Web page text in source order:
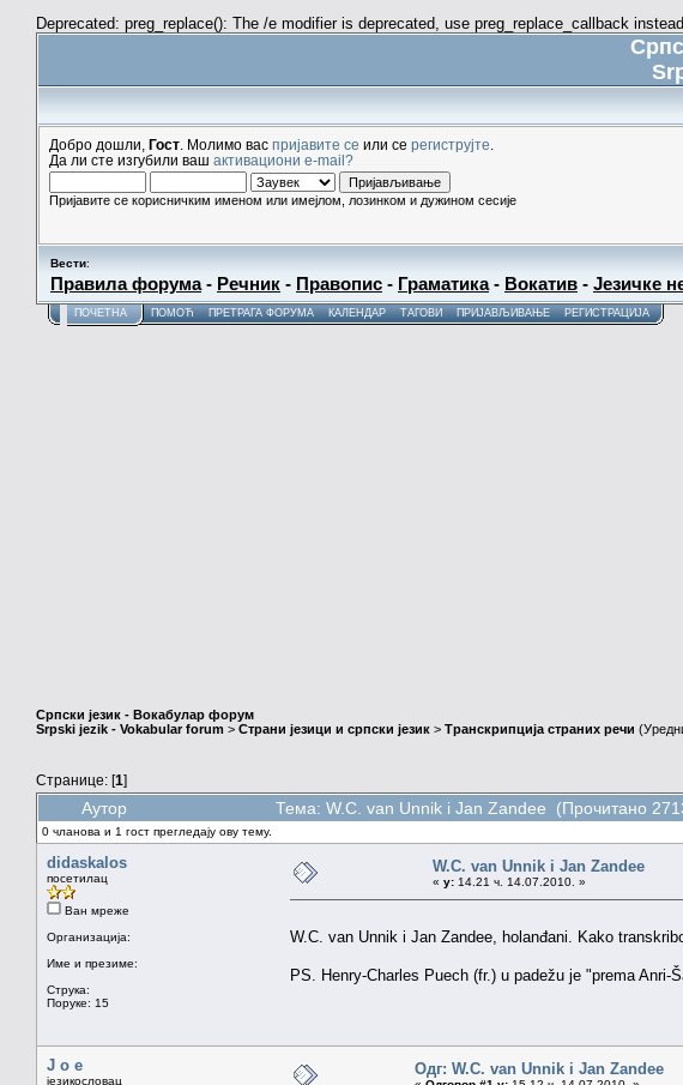
Deprecated: preg_replace(): The /e modifier is deprecated, use preg_replace_callback
Добро дошли, Гост . Молимо вас пријавите се или се региструјте
Да ли сте изгубили ваш активациони e-mail?
Пријавите се корисничким именом или имејлом, лозинком и дужином сесије
Вести:
Правила форума- Речник - Правопис - Граматика- Вокатив - Језичке
ПОЧЕТНА ПОМОЋ ПРЕТРАГА ФОРУМА КАЛЕНДАР ТАГОВИ ПРИЈАВЉИВАЊЕ РЕГИСТРАЦИЈА
Српски језик - Вокабулар форум
Srpski jezik - Vokabular forum > Страни језици и српски језик > Транскрипција страних речи
Странице: [1]
Аутор Тема: W.C. van Unnik i Jan Zandee (Прочитано
0 чланова и 1 гост прегледају ову тему.
didaskalos
посетилац
Ван мреже
Организација:
Име и презиме:
Струка:
Поруке: 15
W.C. van Unnik i Jan Zandee
« у: 14.21 ч. 14.07.2010. »
W.C. van Unnik i Jan Zandee, holanđani. Kako
PS. Henry-Charles Puech (fr.) u padežu je "prema Anri-
J o e
језикословац
Одг: W.C. van Unnik i Jan Zandee